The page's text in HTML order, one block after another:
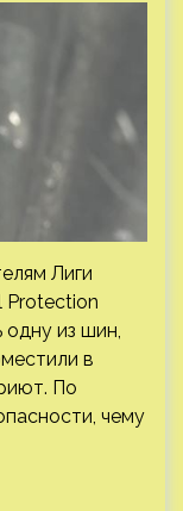
Лиги
Protection
одну из шин,
в
По
чему